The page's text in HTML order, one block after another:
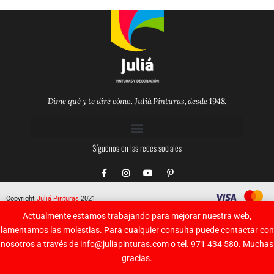
Actualmente estamos trabajando para mejorar nuestra web,
lamentamos las molestias. Para cualquier consulta puede contactar con
nosotros a través de info@juliapinturas.como tel. 971 434 580. Muchas
gracias.
Dime qué y te diré cómo. Juliá Pinturas, desde 1948.
Síguenos en las redes sociales
F
a
b
o
k
f
I
n
a
g
r
a
Y
o
u
e
P
i
e
e
s
-
Copyright Juliá Pinturas 2021